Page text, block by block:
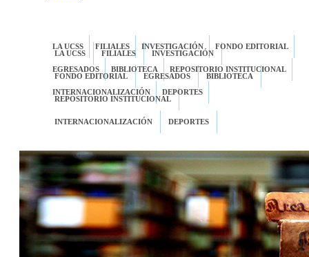
LA UCSS FILIALES INVESTIGACIÓN FONDO EDITORIAL
EGRESADOS BIBLIOTECA REPOSITORIO INSTITUCIONAL
INTERNACIONALIZACIÓN DEPORTES
LA UCSS FILIALES INVESTIGACIÓN
FONDO EDITORIAL EGRESADOS BIBLIOTECA
REPOSITORIO INSTITUCIONAL
INTERNACIONALIZACIÓN DEPORTES